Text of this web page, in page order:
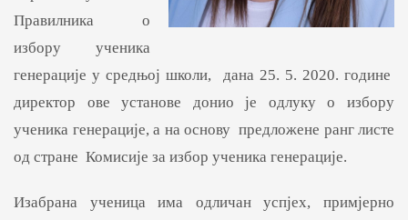
Правилника о
избору ученика
генерације у средњој школи, дана 25. 5. 2020. године
директор ове установе донио је одлуку о избору
ученика генерације, а на основу предложене ранг листе
од стране Комисије за избор ученика генерације.
Изабрана ученица има одличан успјех, примјерно